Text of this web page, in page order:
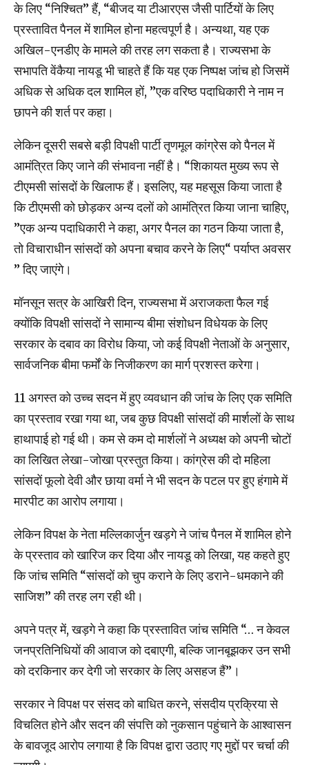
के लिए “निश्चित” हैं, “बीजद या टीआरएस जैसी पार्टियों के लिए
प्रस्तावित पैनल में शामिल होना महत्वपूर्ण है। अन्यथा, यह एक
अखिल-एनडीए के मामले की तरह लग सकता है। राज्यसभा के
सभापति वेंकैया नायडू भी चाहते हैं कि यह एक निष्पक्ष जांच हो जिसमें
अधिक से अधिक दल शामिल हों, ”एक वरिष्ठ पदाधिकारी ने नाम न
छापने की शर्त पर कहा।
लेकिन दूसरी सबसे बड़ी विपक्षी पार्टी तृणमूल कांग्रेस को पैनल में
आमंत्रित किए जाने की संभावना नहीं है। “शिकायत मुख्य रूप से
टीएमसी सांसदों के खिलाफ हैं। इसलिए, यह महसूस किया जाता है
कि टीएमसी को छोड़कर अन्य दलों को आमंत्रित किया जाना चाहिए,
”एक अन्य पदाधिकारी ने कहा, अगर पैनल का गठन किया जाता है,
तो विचाराधीन सांसदों को अपना बचाव करने के लिए“ पर्याप्त अवसर
” दिए जाएंगे।
मॉनसून सत्र के आखिरी दिन, राज्यसभा में अराजकता फैल गई
क्योंकि विपक्षी सांसदों ने सामान्य बीमा संशोधन विधेयक के लिए
सरकार के दबाव का विरोध किया, जो कई विपक्षी नेताओं के अनुसार,
सार्वजनिक बीमा फर्मों के निजीकरण का मार्ग प्रशस्त करेगा।
11 अगस्त को उच्च सदन में हुए व्यवधान की जांच के लिए एक समिति
का प्रस्ताव रखा गया था, जब कुछ विपक्षी सांसदों की मार्शलों के साथ
हाथापाई हो गई थी। कम से कम दो मार्शलों ने अध्यक्ष को अपनी चोटों
का लिखित लेखा-जोखा प्रस्तुत किया। कांग्रेस की दो महिला
सांसदों फूलो देवी और छाया वर्मा ने भी सदन के पटल पर हुए हंगामे में
मारपीट का आरोप लगाया।
लेकिन विपक्ष के नेता मल्लिकार्जुन खड़गे ने जांच पैनल में शामिल होने
के प्रस्ताव को खारिज कर दिया और नायडू को लिखा, यह कहते हुए
कि जांच समिति “सांसदों को चुप कराने के लिए डराने-धमकाने की
साजिश” की तरह लग रही थी।
अपने पत्र में, खड़गे ने कहा कि प्रस्तावित जांच समिति “… न केवल
जनप्रतिनिधियों की आवाज को दबाएगी, बल्कि जानबूझकर उन सभी
को दरकिनार कर देगी जो सरकार के लिए असहज हैं”।
सरकार ने विपक्ष पर संसद को बाधित करने, संसदीय प्रक्रिया से
विचलित होने और सदन की संपत्ति को नुकसान पहुंचाने के आश्वासन
के बावजूद आरोप लगाया है कि विपक्ष द्वारा उठाए गए मुद्दों पर चर्चा की